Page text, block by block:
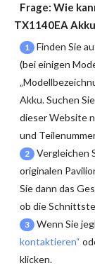
Frage: Wie
TX1140EA Akku
1
Finden Sie
(bei einigen
Akku. Suchen
dieser Website
und
2
Vergleichen
originalen
Sie dann das
ob die
3 Wenn Sie
kontaktieren“
klicken.